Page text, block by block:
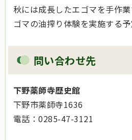
秋には成長したエゴマを手作
ゴマの油搾り体験を実施する予
問い合わせ先
下野薬師寺歴史館
下野市薬師寺1636
電話：0285-47-3121